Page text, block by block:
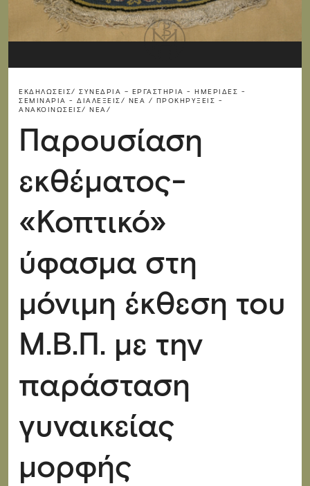
ΕΚΔΗΛΏΣΕΙΣ/ ΣΥΝΈΔΡΙΑ – ΕΡΓΑΣΤΉΡΙΑ - ΗΜΕΡΊΔΕΣ -
ΣΕΜΙΝΆΡΙΑ - ΔΙΑΛΈΞΕΙΣ/ ΝΈΑ / ΠΡΟΚΗΡΎΞΕΙΣ -
ΑΝΑΚΟΙΝΏΣΕΙΣ/ ΝΈΑ/
Παρουσίαση
εκθέματος-
«Κοπτικό»
ύφασμα στη
μόνιμη έκθεση του
Μ.Β.Π. με την
παράσταση
γυναικείας
μορφής